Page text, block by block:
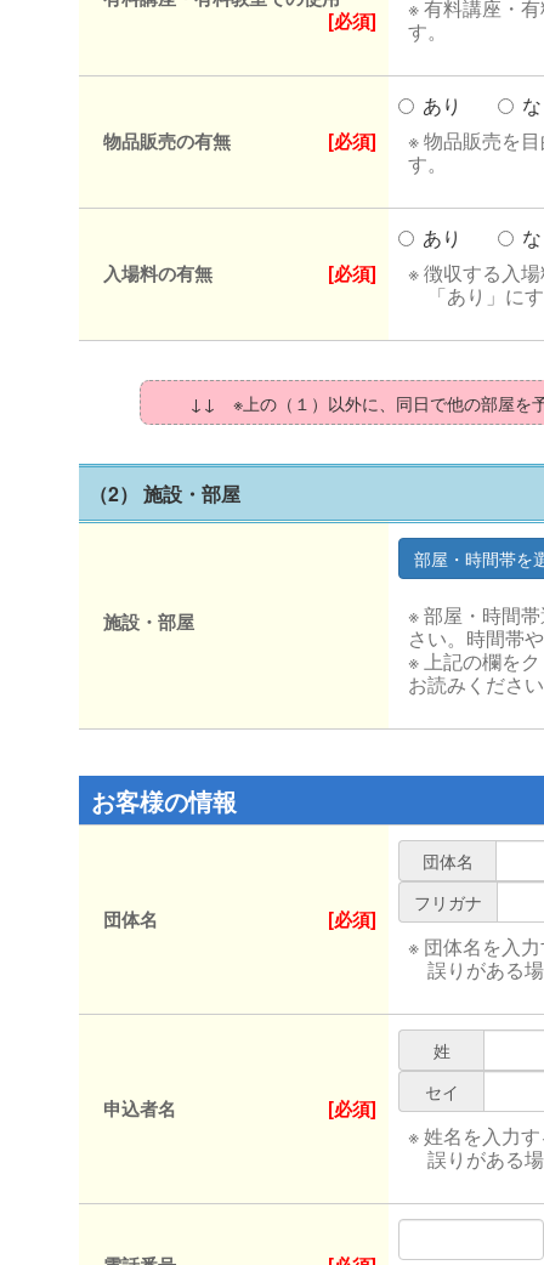
[必須]
※ 有料講座・
す。
物品販売の有無 [必須]
あり
※ 物品販売を
す。
入場料の有無 [必須]
あり
※ 徴収する入
「あり」に
↓↓ ※上の（１）以外に、同日で他の部屋
（2） 施設・部屋
施設・部屋
※ 部屋・時間
さい。時間帯
※ 上記の欄を
お読みくださ
お客様の情報
団体名 [必須]
団体名
フリガナ
※ 団体名を入
誤りがある
申込者名 [必須]
姓
セイ
※ 姓名を入力
誤りがある